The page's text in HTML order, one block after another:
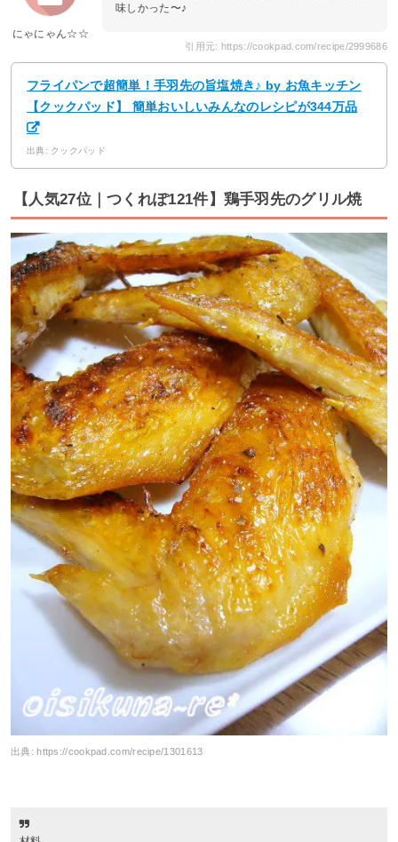
にゃにゃん☆☆
味しかった〜♪
引用元: https://cookpad.com/recipe/2999686
フライパンで超簡単！手羽先の旨塩焼き♪ by お魚キッチン
【クックパッド】 簡単おいしいみんなのレシピが344万品
出典: クックパッド
【人気27位｜つくれぽ121件】鶏手羽先のグリル焼
出典:https://cookpad.com/recipe/1301613